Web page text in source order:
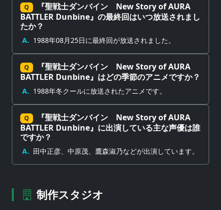
Q
『聖戦士ダンバイン New Story of AURA
BATTLER Dunbine』の最終回はいつ放送されまし
たか？
A. 1988年08月25日に最終回が放送されました。
Q
『聖戦士ダンバイン New Story of AURA
BATTLER Dunbine』はどの季節のアニメですか？
A. 1988年冬クールに放送されたアニメです。
Q
『聖戦士ダンバイン New Story of AURA
BATTLER Dunbine』に出演している主な声優は誰
ですか？
A. 田中正彦、中原茂、鷹森淑乃などが出演しています。
制作スタジオ